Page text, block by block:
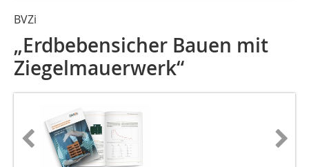
BVZi
„Erdbebensicher Bauen mit
Ziegelmauerwerk“